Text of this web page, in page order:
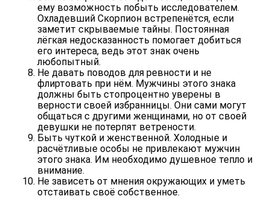
ему возможность побыть исследователем.
Охладевший Скорпион встрепенётся, если
заметит скрываемые тайны. Постоянная
лёгкая недосказанность помогает добиться
его интереса, ведь этот знак очень
любопытный.
Не давать поводов для ревности и не
флиртовать при нём. Мужчины этого знака
должны быть стопроцентно уверены в
верности своей избранницы. Они сами могут
общаться с другими женщинами, но от своей
девушки не потерпят ветрености.
Быть чуткой и женственной. Холодные и
расчётливые особы не привлекают мужчин
этого знака. Им необходимо душевное тепло и
внимание.
Не зависеть от мнения окружающих и уметь
отстаивать своё собственное.